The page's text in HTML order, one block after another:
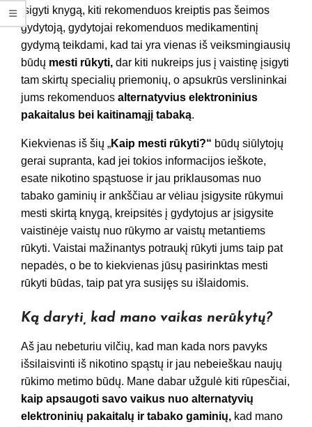
įsigyti knygą, kiti rekomenduos kreiptis pas šeimos
gydytoją, gydytojai rekomenduos medikamentinį
gydymą teikdami, kad tai yra vienas iš veiksmingiausių
būdų mesti rūkyti, dar kiti nukreips jus į vaistinę įsigyti
tam skirtų specialių priemonių, o apsukrūs verslininkai
jums rekomenduos alternatyvius elektroninius
pakaitalus bei kaitinamąjį tabaką.
Kiekvienas iš šių „Kaip mesti rūkyti?“ būdų siūlytojų
gerai supranta, kad jei tokios informacijos ieškote,
esate nikotino spąstuose ir jau priklausomas nuo
tabako gaminių ir ankščiau ar vėliau įsigysite rūkymui
mesti skirtą knygą, kreipsitės į gydytojus ar įsigysite
vaistinėje vaistų nuo rūkymo ar vaistų metantiems
rūkyti. Vaistai mažinantys potraukį rūkyti jums taip pat
nepadės, o be to kiekvienas jūsų pasirinktas mesti
rūkyti būdas, taip pat yra susijęs su išlaidomis.
Ką daryti, kad mano vaikas nerūkytų?
Aš jau nebeturiu vilčių, kad man kada nors pavyks
išsilaisvinti iš nikotino spąstų ir jau nebeieškau naujų
rūkimo metimo būdų. Mane dabar užgulė kiti rūpesčiai,
kaip apsaugoti savo vaikus nuo alternatyvių
elektroninių pakaitalų ir tabako gaminių, kad mano